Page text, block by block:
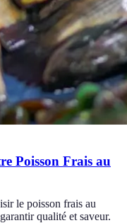
Poisson Frais au
le poisson frais au
qualité et saveur.